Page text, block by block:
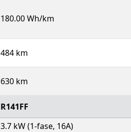
180.00 Wh/km
484 km
630 km
R141FF
3.7 kW (1-fase, 16A)